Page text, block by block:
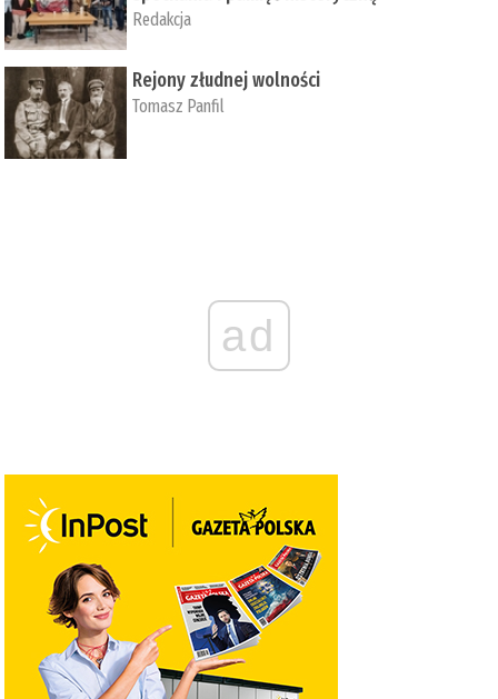
Redakcja
Rejony złudnej wolności
Tomasz Panfil
ad